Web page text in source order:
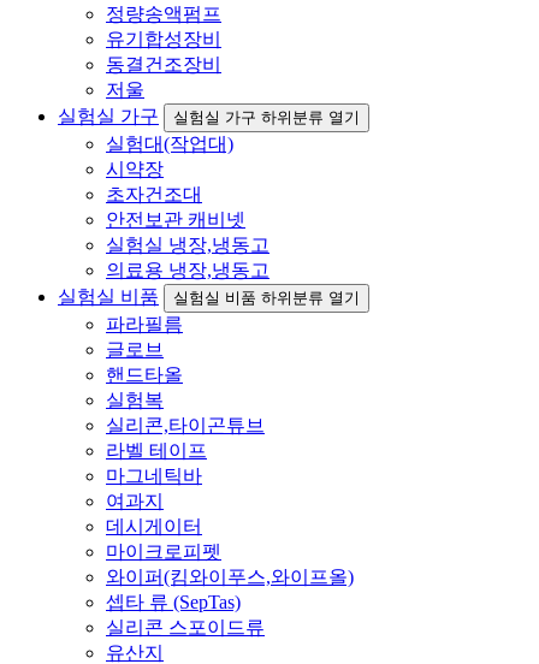
정량송액펌프
유기합성장비
동결건조장비
저울
실험실 가구
실험실 가구 하위분류 열기
실험대(작업대)
시약장
초자건조대
안전보관 캐비넷
실험실 냉장,냉동고
의료용 냉장,냉동고
실험실 비품
실험실 비품 하위분류 열기
파라필름
글로브
핸드타올
실험복
실리콘,타이곤튜브
라벨 테이프
마그네틱바
여과지
데시게이터
마이크로피펫
와이퍼(킴와이푸스,와이프올)
셉타 류 (SepTas)
실리콘 스포이드류
유산지